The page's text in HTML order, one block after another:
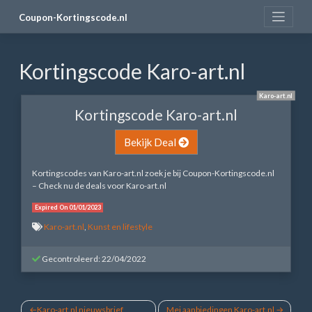
Coupon-Kortingscode.nl
Kortingscode Karo-art.nl
Karo-art.nl
Kortingscode Karo-art.nl
Bekijk Deal
Kortingscodes van Karo-art.nl zoek je bij Coupon-Kortingscode.nl
– Check nu de deals voor Karo-art.nl
Expired On 01/01/2023
Karo-art.nl Kunst en lifestyle
Gecontroleerd: 22/04/2022
Karo-art.nl nieuwsbrief
Mei aanbiedingen Karo-art.nl